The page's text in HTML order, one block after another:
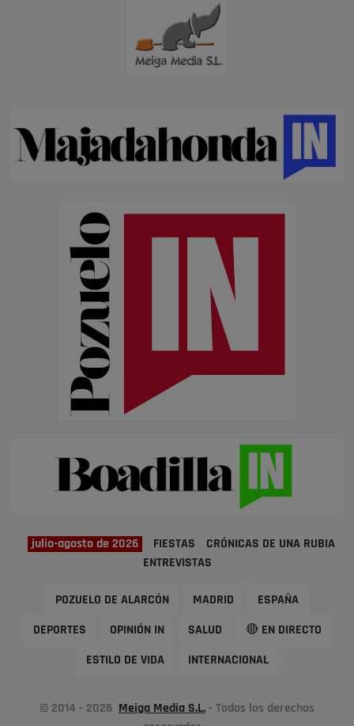
julio-agosto de 2026 FIESTAS
CRÓNICAS DE UNA RUBIA
ENTREVISTAS
POZUELO DE ALARCÓN MADRID ESPAÑA
DEPORTES OPINIÓN IN SALUD 🔴 EN DIRECTO
ESTILO DE VIDA INTERNACIONAL
© 2014 - 2026 Meiga Media S.L. - Todos los derechos